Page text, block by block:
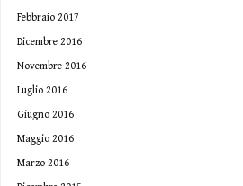
Febbraio 2017
Dicembre 2016
Novembre 2016
Luglio 2016
Giugno 2016
Maggio 2016
Marzo 2016